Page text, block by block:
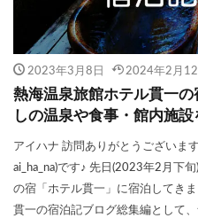
2023年3月8日 2024年2月12
熱海温泉旅館ホテル貫一
しの温泉や食事・館内施設
アイハナ 訪問ありがとうございま
ai_ha_na)です♪ 先日(2023年2月下
の宿「ホテル貫一」に宿泊してき
貫一の宿泊記ブログ総集編として